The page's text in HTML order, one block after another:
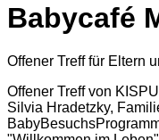
Babycafé
Offener Treff für Eltern
Offener Treff von
Silvia Hradetzky,